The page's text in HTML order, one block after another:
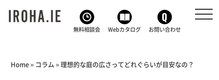
無料相談会 Webカタログ お問い合わせ
Home» コラム »理想的な庭の広さってどれぐらいが目安なの？